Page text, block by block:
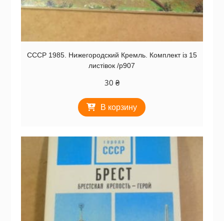
СССР 1985. Нижегородский Кремль. Комплект із 15
листівок /р907
30 ₴
В корзину